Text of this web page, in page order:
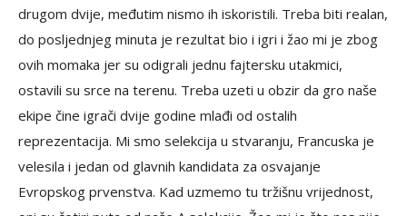
drugom dvije, međutim nismo ih iskoristili. Treba biti realan,
do posljednjeg minuta je rezultat bio i igri i žao mi je zbog
ovih momaka jer su odigrali jednu fajtersku utakmici,
ostavili su srce na terenu. Treba uzeti u obzir da gro naše
ekipe čine igrači dvije godine mlađi od ostalih
reprezentacija. Mi smo selekcija u stvaranju, Francuska je
velesila i jedan od glavnih kandidata za osvajanje
Evropskog prvenstva. Kad uzmemo tu tržišnu vrijednost,